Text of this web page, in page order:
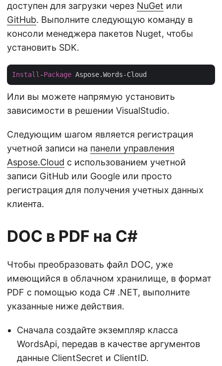
доступен для загрузки через NuGet или
GitHub. Выполните следующую команду в
консоли менеджера пакетов Nuget, чтобы
установить SDK.
Install -Package
Или вы можете напрямую установить
зависимости в решении VisualStudio.
Следующим шагом является регистрация
учетной записи на панели управления
Aspose.Cloud с использованием учетной
записи GitHub или Google или просто
регистрация для получения учетных данных
клиента.
DOC в PDF на C#
Чтобы преобразовать файл DOC, уже
имеющийся в облачном хранилище, в формат
PDF с помощью кода C# .NET, выполните
указанные ниже действия.
Сначала создайте экземпляр класса
WordsApi, передав в качестве аргументов
данные ClientSecret и ClientID.